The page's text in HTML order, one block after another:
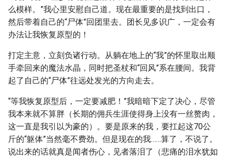
么模样。”我心里安慰自己道。现在最重要的是找到出口，
然后带着自己的“尸体”回团里去。团长见多识广，一定会有
办法让我恢复原型的！
打定主意，立刻负诸行动。从躺在地上的“我”的怀里取出顺
手牵回来的魔法水晶，同时把圣杖和“回风”系在腰间。我背
起了自己的“尸体”往远处发光的方向走去。
“等我恢复原型后，一定要减肥！”我暗暗下定了决心，尽管
我本来就不算胖（长期的佣兵生涯使得身上没有一丝赘肉，
这一直是我引以为豪的）。要是原来的我，要扛起这70公
斤的“躯体”当然毫不费劲。但是现在的我……算了，不说了。
说出来的话就真是闻者伤心，见者落泪了（悲痛的泪水犹如